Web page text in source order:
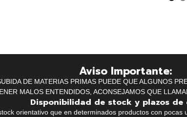
Aviso Importante:
DE MATERIAS PRIMAS PUEDE QUE ALGUNOS
MALOS ENTENDIDOS, ACONSEJAMOS QUE
Disponibilidad de stock y plazos de
orientativo que en determinados productos con